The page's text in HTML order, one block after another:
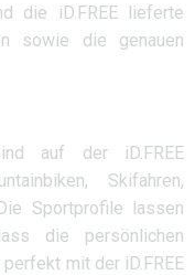
die iD.FREE lieferte
sowie die genauen
auf der iD.FREE
Skifahren,
Sportprofile lassen
die persönlichen
mit der iD.FREE